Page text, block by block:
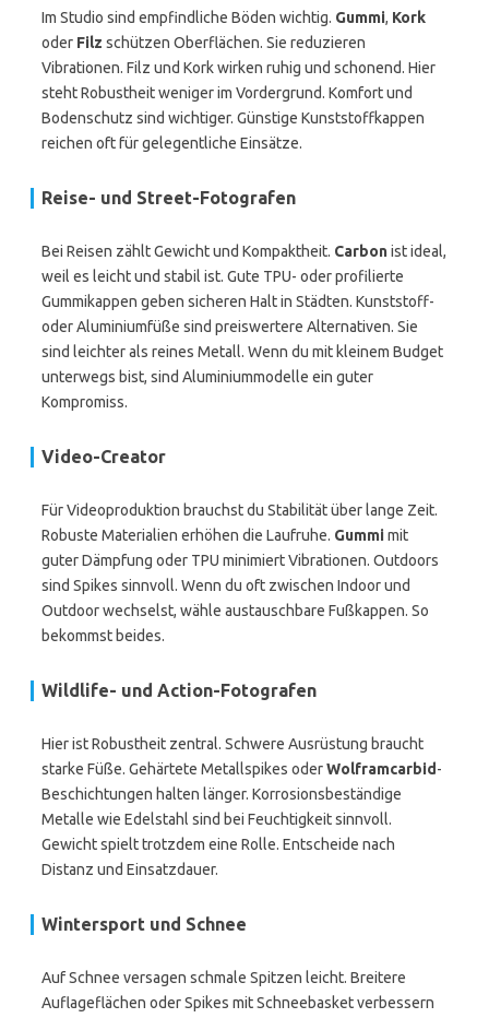
Im Studio sind empfindliche Böden wichtig. Gummi, Kork
oder Filz schützen Oberflächen. Sie reduzieren
Vibrationen. Filz und Kork wirken ruhig und schonend. Hier
steht Robustheit weniger im Vordergrund. Komfort und
Bodenschutz sind wichtiger. Günstige Kunststoffkappen
reichen oft für gelegentliche Einsätze.
Reise- und Street-Fotografen
Bei Reisen zählt Gewicht und Kompaktheit. Carbonist ideal,
weil es leicht und stabil ist. Gute TPU- oder profilierte
Gummikappen geben sicheren Halt in Städten. Kunststoff-
oder Aluminiumfüße sind preiswertere Alternativen. Sie
sind leichter als reines Metall. Wenn du mit kleinem Budget
unterwegs bist, sind Aluminiummodelle ein guter
Kompromiss.
Video-Creator
Für Videoproduktion brauchst du Stabilität über lange Zeit.
Robuste Materialien erhöhen die Laufruhe. Gummimit
guter Dämpfung oder TPU minimiert Vibrationen. Outdoors
sind Spikes sinnvoll. Wenn du oft zwischen Indoor und
Outdoor wechselst, wähle austauschbare Fußkappen. So
bekommst beides.
Wildlife- und Action-Fotografen
Hier ist Robustheit zentral. Schwere Ausrüstung braucht
starke Füße. Gehärtete Metallspikes oderWolframcarbid -
Beschichtungen halten länger. Korrosionsbeständige
Metalle wie Edelstahl sind bei Feuchtigkeit sinnvoll.
Gewicht spielt trotzdem eine Rolle. Entscheide nach
Distanz und Einsatzdauer.
Wintersport und Schnee
Auf Schnee versagen schmale Spitzen leicht. Breitere
Auflageflächen oder Spikes mit Schneebasket verbessern